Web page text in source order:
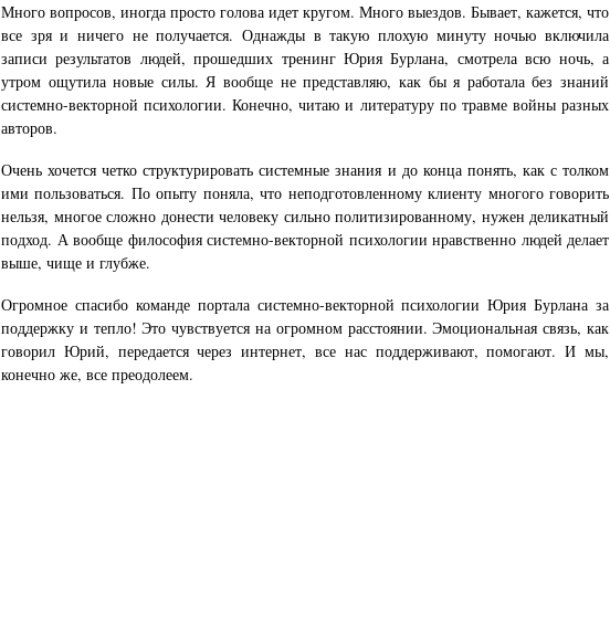
Много вопросов, иногда просто голова идет кругом. Много выездов. Бывает, кажется, что
все зря и ничего не получается. Однажды в такую плохую минуту ночью включила
записи результатов людей, прошедших тренинг Юрия Бурлана, смотрела всю ночь, а
утром ощутила новые силы. Я вообще не представляю, как бы я работала без знаний
системно-векторной психологии. Конечно, читаю и литературу по травме войны разных
авторов.
Очень хочется четко структурировать системные знания и до конца понять, как с толком
ими пользоваться. По опыту поняла, что неподготовленному клиенту многого говорить
нельзя, многое сложно донести человеку сильно политизированному, нужен деликатный
подход. А вообще философия системно-векторной психологии нравственно людей делает
выше, чище и глубже.
Огромное спасибо команде портала системно-векторной психологии Юрия Бурлана за
поддержку и тепло! Это чувствуется на огромном расстоянии. Эмоциональная связь, как
говорил Юрий, передается через интернет, все нас поддерживают, помогают. И мы,
конечно же, все преодолеем.